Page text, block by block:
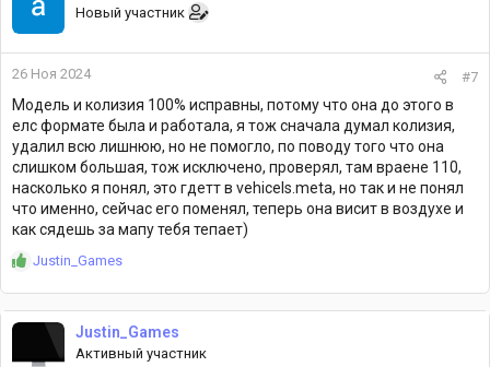
Новый участник
26 Ноя 2024 #7
Модель и колизия 100% исправны, потому что она до этого в
елс формате была и работала, я тож сначала думал колизия,
удалил всю лишнюю, но не помогло, по поводу того что она
слишком большая, тож исключено, проверял, там враене 110,
насколько я понял, это гдетт в vehicels.meta, но так и не понял
что именно, сейчас его поменял, теперь она висит в воздухе и
как сядешь за мапу тебя тепает)
Р
а
Justin_Games
Justin_Games
Активный участник